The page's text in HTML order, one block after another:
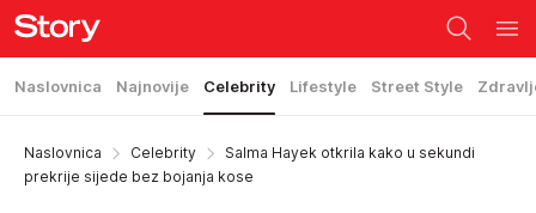
Naslovnica Najnovije Celebrity Lifestyle Street Style
Naslovnica Celebrity
Salma Hayek otkrila kako u sekundi
prekrije sijede bez bojanja kose